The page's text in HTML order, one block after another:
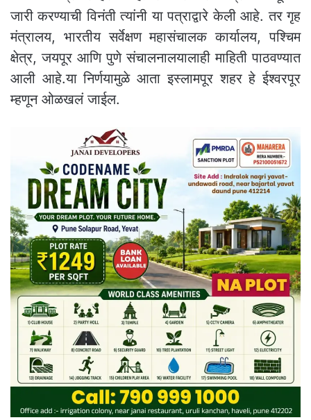
जारी करण्याची विनंती त्यांनी या पत्राद्वारे केली आहे. तर गृह
मंत्रालय, भारतीय सर्वेक्षण महासंचालक कार्यालय, पश्चिम
क्षेत्र, जयपूर आणि पुणे संचालनालयालाही माहिती पाठवण्यात
आली आहे.या निर्णयामुळे आता इस्लामपूर शहर हे ईश्वरपूर
म्हणून ओळखलं जाईल.